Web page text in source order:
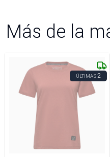
Más de la
ÚLTIMAS2